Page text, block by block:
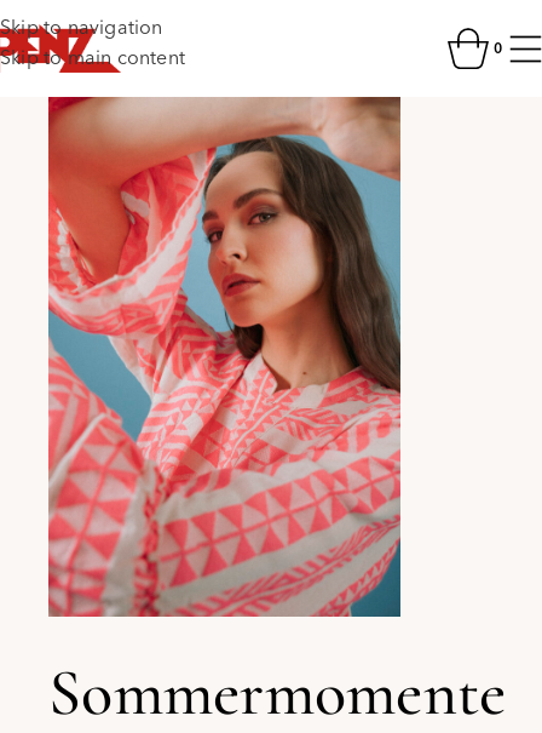
Skip to navigation
Skip to main content
0
Sommermomente